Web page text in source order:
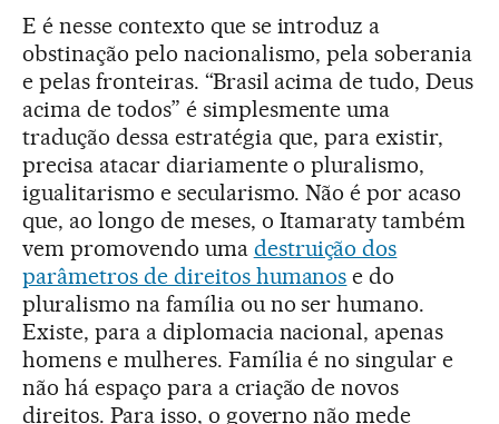
E é nesse contexto que se introduz a
obstinação pelo nacionalismo, pela soberania
e pelas fronteiras. “Brasil acima de tudo, Deus
acima de todos” é simplesmente uma
tradução dessa estratégia que, para existir,
precisa atacar diariamente o pluralismo,
igualitarismo e secularismo. Não é por acaso
que, ao longo de meses, o Itamaraty também
vem promovendo uma destruição dos
parâmetros de direitos humanos e do
pluralismo na família ou no ser humano.
Existe, para a diplomacia nacional, apenas
homens e mulheres. Família é no singular e
não há espaço para a criação de novos
direitos. Para isso, o governo não mede